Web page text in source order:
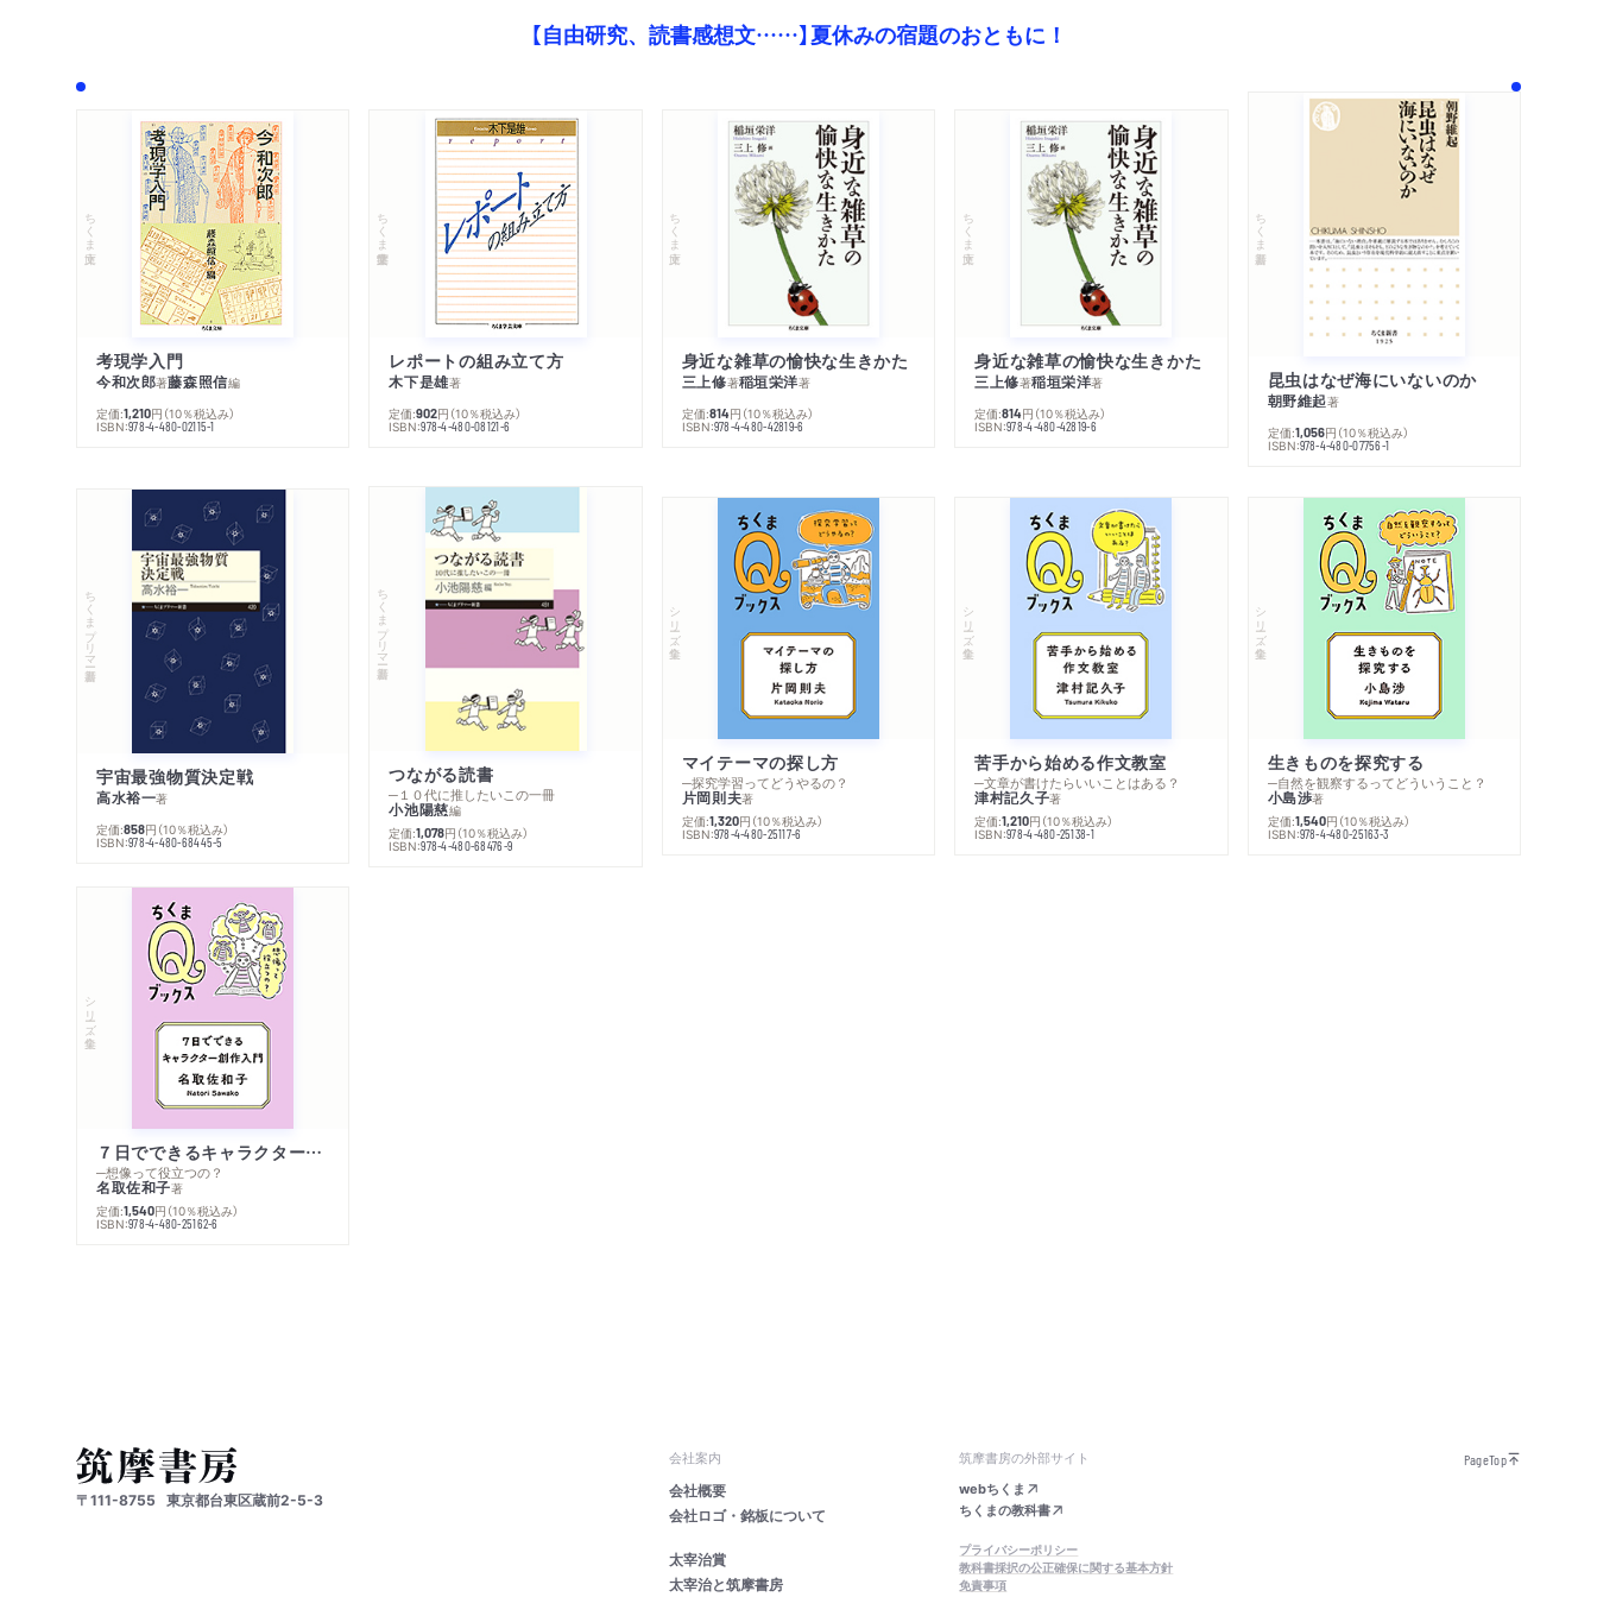
【自由研究、読書感想文……】夏休みの宿題のおともに！
ちくま文庫
考現学入門
今和次郎著藤森照信編
定価:1,210円 （10％税込み）
ISBN:978-4-480-02115-1
ちくま学芸文庫
レポートの組み立て方
木下是雄著
定価:902円 （10％税込み）
ISBN:978-4-480-08121-6
ちくま文庫
身近な雑草の愉快な生きかた
三上修著稲垣栄洋著
定価:814円 （10％税込み）
ISBN:978-4-480-42819-6
ちくま文庫
身近な雑草の愉快な生きかた
三上修著稲垣栄洋著
定価:814円 （10％税込み）
ISBN:978-4-480-42819-6
ちくま新書
昆虫はなぜ海にいないのか
朝野維起著
定価:1,056円 （10％税込み）
ISBN:978-4-480-07756-1
ちくまプリマー新書
宇宙最強物質決定戦
高水裕一著
定価:858円 （10％税込み）
ISBN:978-4-480-68445-5
ちくまプリマー新書
つながる読書
─１０代に推したいこの一冊
小池陽慈編
定価:1,078円 （10％税込み）
ISBN:978-4-480-68476-9
シリーズ・全集
マイテーマの探し方
─探究学習ってどうやるの？
片岡則夫著
定価:1,320円 （10％税込み）
ISBN:978-4-480-25117-6
シリーズ・全集
苦手から始める作文教室
─文章が書けたらいいことはある？
津村記久子著
定価:1,210円 （10％税込み）
ISBN:978-4-480-25138-1
シリーズ・全集
生きものを探究する
─自然を観察するってどういうこと？
小島渉著
定価:1,540円 （10％税込み）
ISBN:978-4-480-25163-3
シリーズ・全集
７日でできるキャラクター創作入門
─想像って役立つの？
名取佐和子著
定価:1,540円 （10％税込み）
ISBN:978-4-480-25162-6
〒111-8755 東京都台東区蔵前2-5-3
会社案内
会社概要
会社ロゴ・銘板について
太宰治賞
太宰治と筑摩書房
筑摩書房の外部サイト
webちくま
ちくまの教科書
プライバシーポリシー
教科書採択の公正確保に関する基本方針
免責事項
PageTop